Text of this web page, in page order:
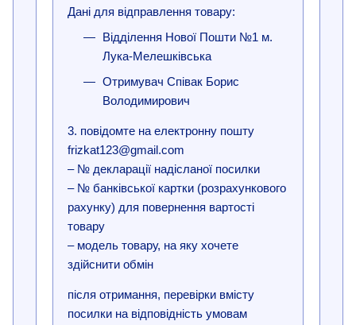
Дані для відправлення товару:
Відділення Нової Пошти №1 м.
Лука-Мелешківська
Отримувач Співак Борис
Володимирович
3. повідомте на електронну пошту
frizkat123@gmail.com
– № декларації надісланої посилки
– № банківської картки (розрахункового
рахунку) для повернення вартості
товару
– модель товару, на яку хочете
здійснити обмін
після отримання, перевірки вмісту
посилки на відповідність умовам